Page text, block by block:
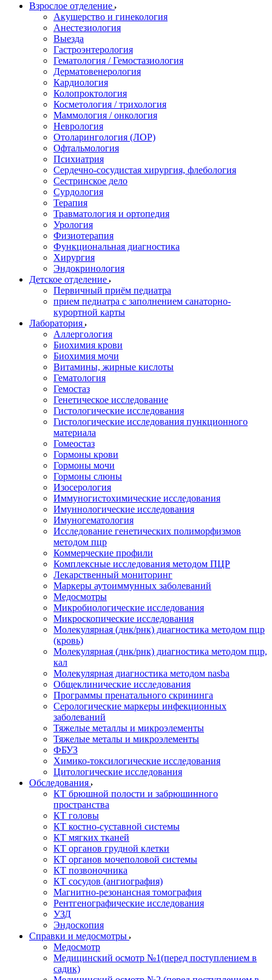
Взрослое отделение
Акушерство и гинекология
Анестезиология
Выезда
Гастроэнтерология
Гематология / Гемостазиология
Дерматовенерология
Кардиология
Колопроктология
Косметология / трихология
Маммология / онкология
Неврология
Отоларингология (ЛОР)
Офтальмология
Психиатрия
Сердечно-сосудистая хирургия, флебология
Сестринское дело
Сурдология
Терапия
Травматология и ортопедия
Урология
Физиотерапия
Функциональная диагностика
Хирургия
Эндокринология
Детское отделение
Первичный приём педиатра
прием педиатра с заполнением санаторно-
курортной карты
Лаборатория
Аллергология
Биохимия крови
Биохимия мочи
Витамины, жирные кислоты
Гематология
Гемостаз
Генетическое исследование
Гистологические исследования
Гистологические исследования пункционного
материала
Гомеостаз
Гормоны крови
Гормоны мочи
Гормоны слюны
Изосерология
Иммуногистохимические исследования
Имуннологические исследования
Имуногематология
Исследование генетических полиморфизмов
методом пцр
Коммерческие профили
Комплексные исследования методом ПЦР
Лекарственный мониторинг
Маркеры аутоиммунных заболеваний
Медосмотры
Микробиологические исследования
Микроскопические исследования
Молекулярная (днк/рнк) диагностика методом пцр
(кровь)
Молекулярная (днк/рнк) диагностика методом пцр,
кал
Молекулярная диагностика методом nasba
Общеклинические исследования
Программы пренатального скрининга
Серологические маркеры инфекционных
заболеваний
Тяжелые металлы и микроэлементы
Тяжелые металы и микроэлементы
ФБУЗ
Химико-токсилогические исследования
Цитологические исследования
Обследования
КТ брюшной полости и забрюшинного
пространства
КТ головы
КТ костно-суставной системы
КТ мягких тканей
КТ органов грудной клетки
КТ органов мочеполовой системы
КТ позвоночника
КТ сосудов (ангиография)
Магнитно-резонансная томография
Рентгенографические исследования
УЗД
Эндоскопия
Справки и медосмотры
Медосмотр
Медицинский осмотр №1(перед поступлением в
садик)